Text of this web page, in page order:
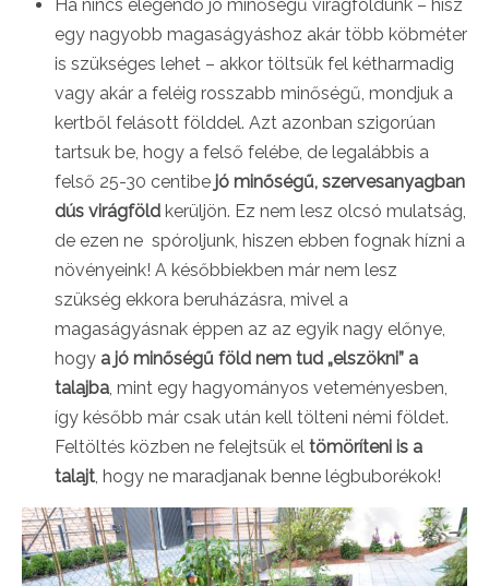
Ha nincs elegendő jó minőségű virágföldünk – hisz
egy nagyobb magaságyáshoz akár több köbméter
is szükséges lehet – akkor töltsük fel kétharmadig
vagy akár a feléig rosszabb minőségű, mondjuk a
kertből felásott földdel. Azt azonban szigorúan
tartsuk be, hogy a felső felébe, de legalábbis a
felső 25-30 centibe jó minőségű, szervesanyagban
dús virágföld kerüljön. Ez nem lesz olcsó mulatság,
de ezen ne spóroljunk, hiszen ebben fognak hízni a
növényeink! A későbbiekben már nem lesz
szükség ekkora beruházásra, mivel a
magaságyásnak éppen az az egyik nagy előnye,
hogy a jó minőségű föld nem tud „elszökni” a
talajba , mint egy hagyományos veteményesben,
így később már csak után kell tölteni némi földet.
Feltöltés közben ne felejtsük el tömöríteni is a
talajt , hogy ne maradjanak benne légbuborékok!